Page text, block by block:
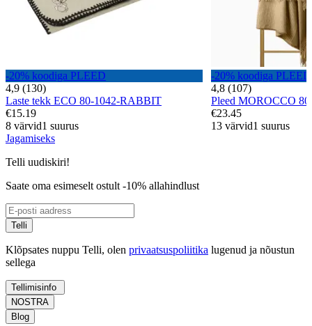
-20% koodiga PLEED
4,9 (130)
Laste tekk ECO 80-1042-RABBIT
€15.19
8 värvid1 suurus
-20% koodiga PLEED
4,8 (107)
Pleed MOROCCO
€23.45
13 värvid1 suurus
Jagamiseks
Telli uudiskiri!
Saate oma esimeselt ostult -10% allahindlust
Telli
Klõpsates nuppu Telli, olen privaatsuspoliitika lugenud ja nõustun
sellega
Tellimisinfo
NOSTRA
Blog